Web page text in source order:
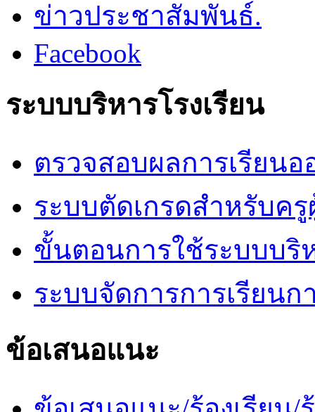
ข่าวประชาสัมพันธ์.
Facebook
ระบบบริหารโรงเรียน
ตรวจสอบผลการเรียน
ระบบตัดเกรดสำหรับค
ขั้นตอนการใช้ระบบบริ
ระบบจัดการการเรียน
ข้อเสนอแนะ